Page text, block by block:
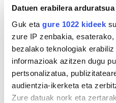
Datuen erabilera arduratsua
Guk eta gure 1022 kideek
zure IP zenbakia,
bezalako teknologiak
informazioak azitzen dugu
pertsonalizatua,
audientzia-ikerketa eta
Zure datuak nork eta